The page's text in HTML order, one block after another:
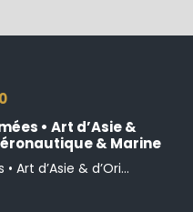
• Art d’Asie &
& Marine
Art d’Asie & d’Ori...